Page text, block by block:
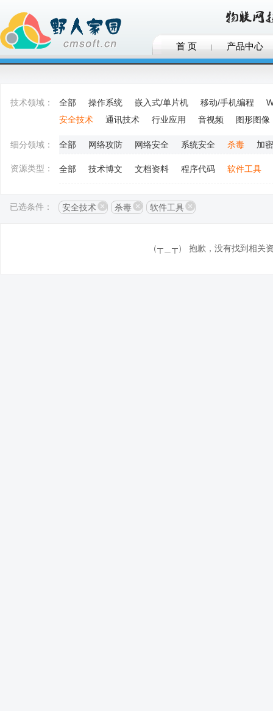
首 页 产品中心
技术领域： 全部 操作系统 嵌入式/单片机 移动/手机编程
安全技术
通讯技术 行业应用 音视频 图形图像
细分领域： 全部 网络攻防 网络安全 系统安全 杀毒 加
资源类型： 全部 技术博文 文档资料 程序代码 软件工具
已选条件： 安全技术 杀毒 软件工具
（┬＿┬） 抱歉，没有找到相关